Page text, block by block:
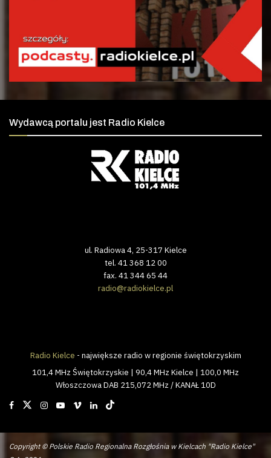
Wydawcą portalu jest Radio Kielce
ul. Radiowa 4, 25-317 Kielce
tel. 41 368 12 00
fax. 41 344 65 44
radio@radiokielce.pl
Radio Kielce - największe radio w regionie świętokrzyskim
101,4 MHz Świętokrzyskie | 90,4 MHz Kielce | 100,0 MHz
Włoszczowa DAB 215,072 MHz / KANAŁ 10D
Copyright © Polskie Radio Regionalna Rozgłośnia w Kielcach "Radio Kielce"